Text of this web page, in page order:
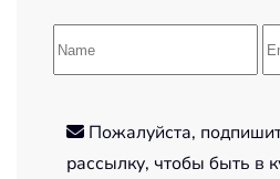
Пожалуйста,
рассылку, чтобы быть в